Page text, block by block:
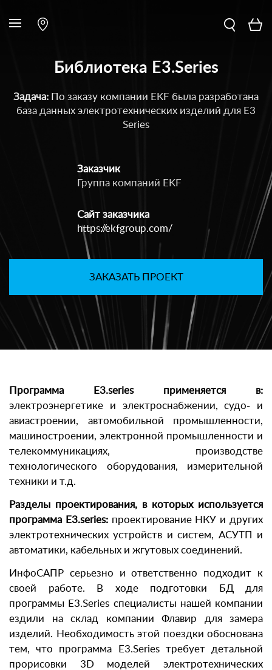
Библиотека E3.Series
Задача: По заказу компании EKF была разработана
база данных электротехнических изделий для E3
Series
Заказчик
Группа компаний EKF
Сайт заказчика
https://ekfgroup.com/
ЗАКАЗАТЬ ПРОЕКТ
Программа E3.series применяется в:
электроэнергетике и электроснабжении, судо- и
авиастроении, автомобильной промышленности,
машиностроении, электронной промышленности и
телекоммуникациях, производстве
технологического оборудования, измерительной
техники и т.д.
Разделы проектирования, в которых используется
программа E3.series:проектирование НКУ и других
электротехнических устройств и систем, АСУТП и
автоматики, кабельных и жгутовых соединений.
ИнфоСАПР серьезно и ответственно подходит к
своей работе. В ходе подготовки БД для
программы E3.Series специалисты нашей компании
ездили на склад компании Флавир для замера
изделий. Необходимость этой поездки обоснована
тем, что программа E3.Series требует детальной
прорисовки 3D моделей электротехнических